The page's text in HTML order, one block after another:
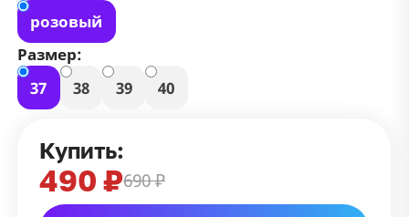
розовый
Размер:
37
38 39 40
Купить:
490 ₽690 ₽